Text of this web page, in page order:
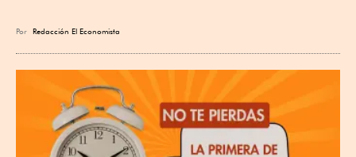
Por Redacción El Economista